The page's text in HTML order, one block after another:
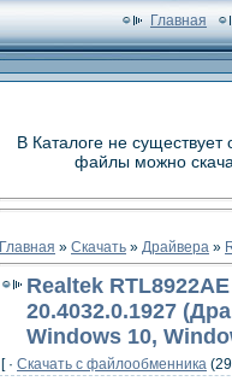
Главная
В Каталоге не
файлы можно
Главная » Скачать » Драйвера »
Realtek
20.4032.0.1927
Windows 10,
[ · Скачать c файлообменника